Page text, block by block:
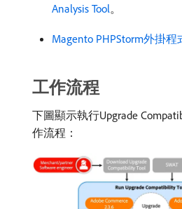
Analysis Tool。
Magento PHPStorm外掛程
工作流程
下圖顯示執行Upgrade
作流程：